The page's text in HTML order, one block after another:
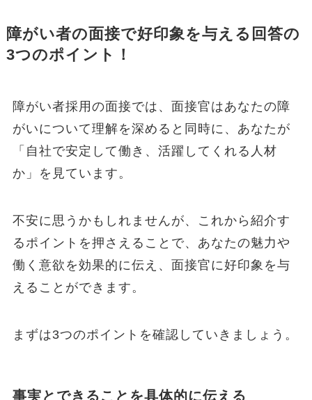
障がい者の面接で好印象を与える回答の
3つのポイント！
障がい者採用の面接では、面接官はあなたの障
がいについて理解を深めると同時に、あなたが
「自社で安定して働き、活躍してくれる人材
か」を見ています。
不安に思うかもしれませんが、これから紹介す
るポイントを押さえることで、あなたの魅力や
働く意欲を効果的に伝え、面接官に好印象を与
えることができます。
まずは3つのポイントを確認していきましょう。
事実とできることを具体的に伝える